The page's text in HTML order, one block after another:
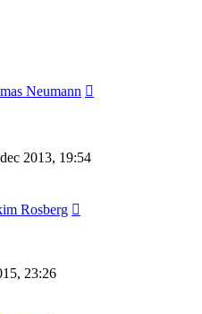
Neumann
2013, 19:54
Rosberg
23:26